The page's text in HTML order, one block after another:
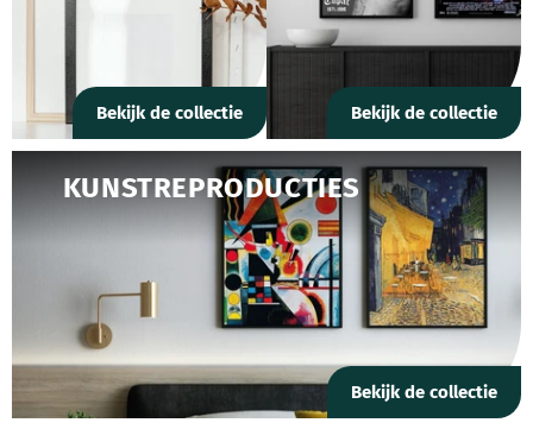
Bekijk de collectie Bekijk de collectie
KUNSTREPRODUCTIES
Bekijk de collectie